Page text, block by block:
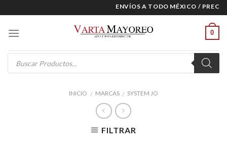
to
content
ENVÍOS A TODO MÉXICO /
0
Products
search
INICIO / MARCAS / SYSTEM JO
FILTRAR